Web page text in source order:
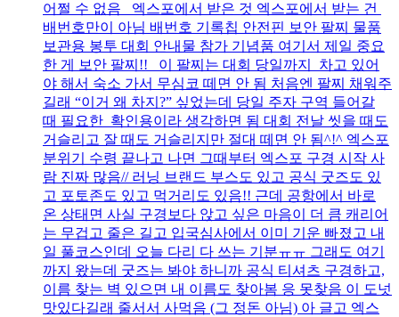
어쩔 수 없음 엑스포에서 받은 것 엑스포에서 받는 건
배번호만이 아님 배번호 기록칩 안전핀 보안 팔찌 물품
보관용 봉투 대회 안내물 참가 기념품 여기서 제일 중요
한 게 보안 팔찌!! 이 팔찌는 대회 당일까지 차고 있어
야 해서 숙소 가서 무심코 떼면 안 됨 처음엔 팔찌 채워주
길래 “이거 왜 차지?” 싶었는데 당일 주자 구역 들어갈
때 필요한 확인용이라 생각하면 됨 대회 전날 씻을 때도
거슬리고 잘 때도 거슬리지만 절대 떼면 안 됨^!^ 엑스포
분위기 수령 끝나고 나면 그때부터 엑스포 구경 시작 사
람 진짜 많음// 러닝 브랜드 부스도 있고 공식 굿즈도 있
고 포토존도 있고 먹거리도 있음!! 근데 공항에서 바로
온 상태면 사실 구경보다 앉고 싶은 마음이 더 큼 캐리어
는 무겁고 줄은 길고 입국심사에서 이미 기운 빠졌고 내
일 풀코스인데 오늘 다리 다 쓰는 기분ㅠㅠ 그래도 여기
까지 왔는데 굿즈는 봐야 하니까 공식 티셔츠 구경하고,
이름 찾는 벽 있으면 내 이름도 찾아봄 응 못찾음 이 도넛
맛있다길래 줄서서 사먹음 (그 정돈 아님) 아 글고 엑스